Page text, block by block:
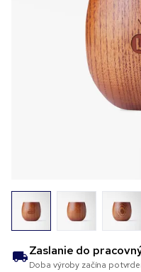
Zaslanie do
Doba výroby začína